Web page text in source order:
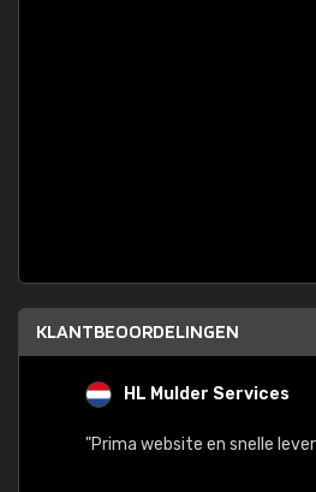
KLANTBEOORDELINGEN
HL Mulder Services
"Prima website en snelle